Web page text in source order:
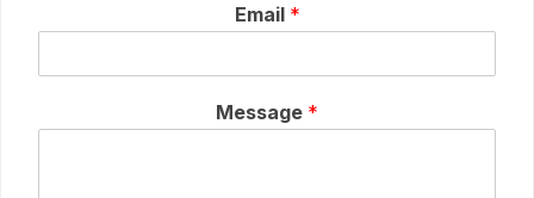
Email *
Message *